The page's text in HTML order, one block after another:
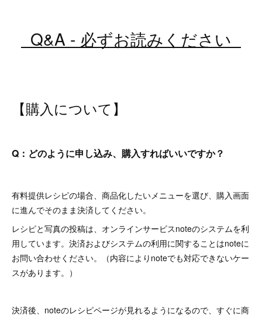
Q&A - 必ずお読みください
【購入について】
Q：どのように申し込み、購入すればいいですか？
有料提供レシピの場合、商品化したいメニューを選び、購入画面
に進んでそのまま決済してください。
レシピと写真の投稿は、オンラインサービスnoteのシステムを利
用しています。決済およびシステムの利用に関することはnoteに
お問い合わせください。（内容によりnoteでも対応できないケー
スがあります。）
決済後、noteのレシピページが見れるようになるので、すぐに商